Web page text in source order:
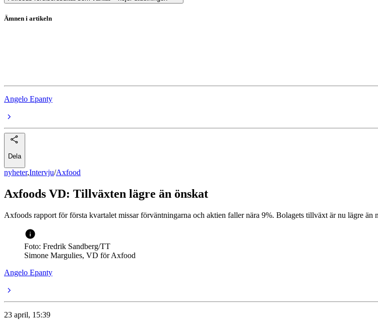
Ämnen i artikeln
Angelo Epanty
Dela
nyheter,Intervju/Axfood
Axfoods VD: Tillväxten lägre än önskat
Axfoods rapport för första kvartalet missar förväntningarna och aktien faller nära 9%. Bolagets tillväxt är nu lägre
Foto: Fredrik Sandberg/TT
Simone Margulies, VD för Axfood
Angelo Epanty
23 april, 15:39